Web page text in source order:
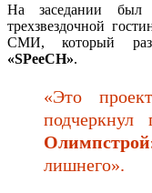
На заседании был
трехзвездочной
СМИ, который
«SPeeCH».
«Это
подчеркнул
лишнего».